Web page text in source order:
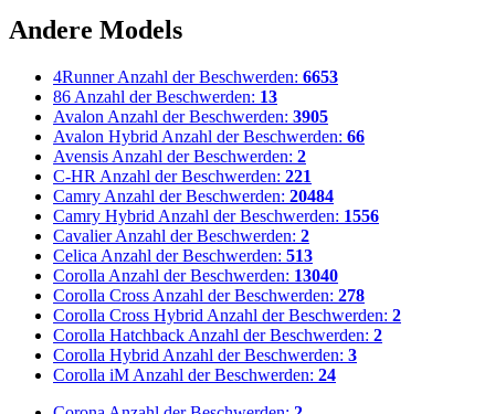
Andere Models
4Runner Anzahl der Beschwerden: 6653
86 Anzahl der Beschwerden: 13
Avalon Anzahl der Beschwerden: 3905
Avalon Hybrid Anzahl der Beschwerden: 66
Avensis Anzahl der Beschwerden: 2
C-HR Anzahl der Beschwerden: 221
Camry Anzahl der Beschwerden: 20484
Camry Hybrid Anzahl der Beschwerden: 1556
Cavalier Anzahl der Beschwerden: 2
Celica Anzahl der Beschwerden: 513
Corolla Anzahl der Beschwerden: 13040
Corolla Cross Anzahl der Beschwerden: 278
Corolla Cross Hybrid Anzahl der Beschwerden: 2
Corolla Hatchback Anzahl der Beschwerden: 2
Corolla Hybrid Anzahl der Beschwerden: 3
Corolla iM Anzahl der Beschwerden: 24